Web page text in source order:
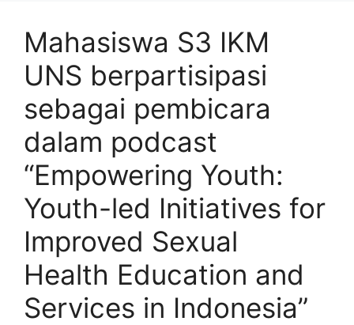
Mahasiswa S3 IKM
UNS berpartisipasi
sebagai pembicara
dalam podcast
“Empowering Youth:
Youth-led Initiatives for
Improved Sexual
Health Education and
Services in Indonesia”